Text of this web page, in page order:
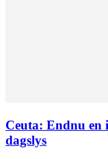
Ceuta: Endnu en
dagslys